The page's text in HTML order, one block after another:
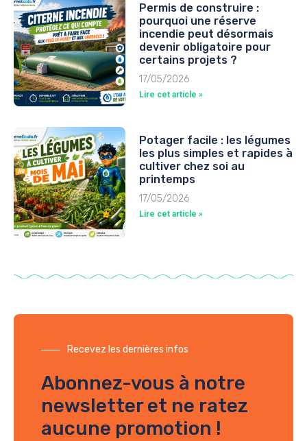
Permis de construire :
pourquoi une réserve
incendie peut désormais
devenir obligatoire pour
certains projets ?
17/05/2026
Lire cet article »
Potager facile : les légumes
les plus simples et rapides à
cultiver chez soi au
printemps
17/05/2026
Lire cet article »
Recevez les dernières infos
Abonnez-vous à notre
newsletter et ne ratez
aucune promotion !